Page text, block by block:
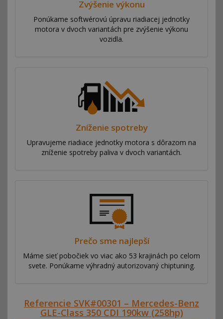
Zvýšenie výkonu
Ponúkame softwérovú úpravu riadiacej jednotky
motora v dvoch variantách pre zvýšenie výkonu
vozidla.
Zníženie spotreby
Upravujeme riadiace jednotky motora s dôrazom na
zníženie spotreby paliva v dvoch variantách.
Prečo sme najlepší
Máme sieť pobočiek vo viac ako 53 krajinách po celom
svete. Ponúkame výhradný autorizovaný chiptuning.
Referencie SVK#00301 – Mercedes-Benz
GLE-Class 350 CDI 190kw (258hp)